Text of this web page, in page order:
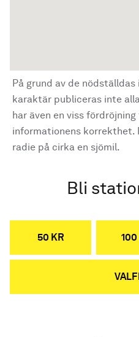
På grund av de
karaktär publiceras inte
har även en viss
informationens korrekthet.
radie på cirka en sjömil.
Bli
50 KR 100